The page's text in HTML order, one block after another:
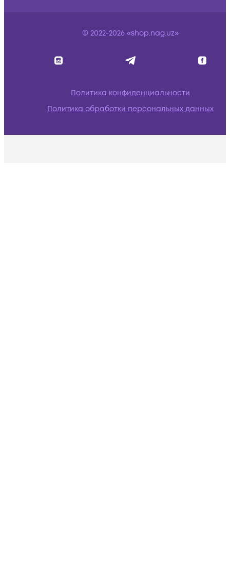
© 2022-2026 «shop.nag.uz»
Политика конфиденциальности
Политика обработки персональных данных